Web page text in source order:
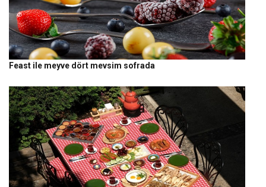
Feast ile meyve dört mevsim sofrada